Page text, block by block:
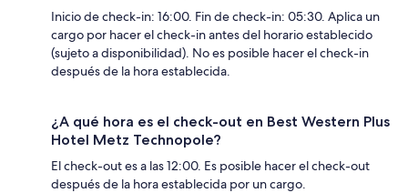
Inicio de check-in: 16:00. Fin de check-in: 05:30. Aplica un
cargo por hacer el check-in antes del horario establecido
(sujeto a disponibilidad). No es posible hacer el check-in
después de la hora establecida.
¿A qué hora es el check-out en Best Western Plus
Hotel Metz Technopole?
El check-out es a las 12:00. Es posible hacer el check-out
después de la hora establecida por un cargo.